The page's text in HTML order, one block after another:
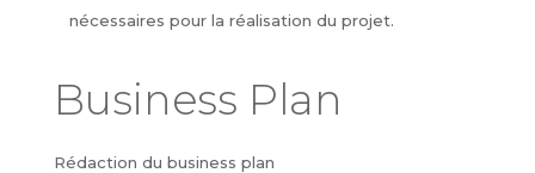
nécessaires pour la réalisation du projet.
Business Plan
Rédaction du business plan